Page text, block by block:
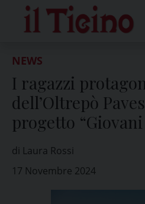
content
NEWS
I ragazzi
dell’Oltrepò
progetto
di Laura Rossi
17 Novembre 2024